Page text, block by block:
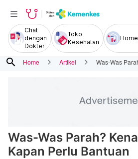
Chat
dengan
Dokter
Toko
Kesehatan
search Home Artikel Was-Was
Was-Was Parah?
Kapan Perlu Bantuan